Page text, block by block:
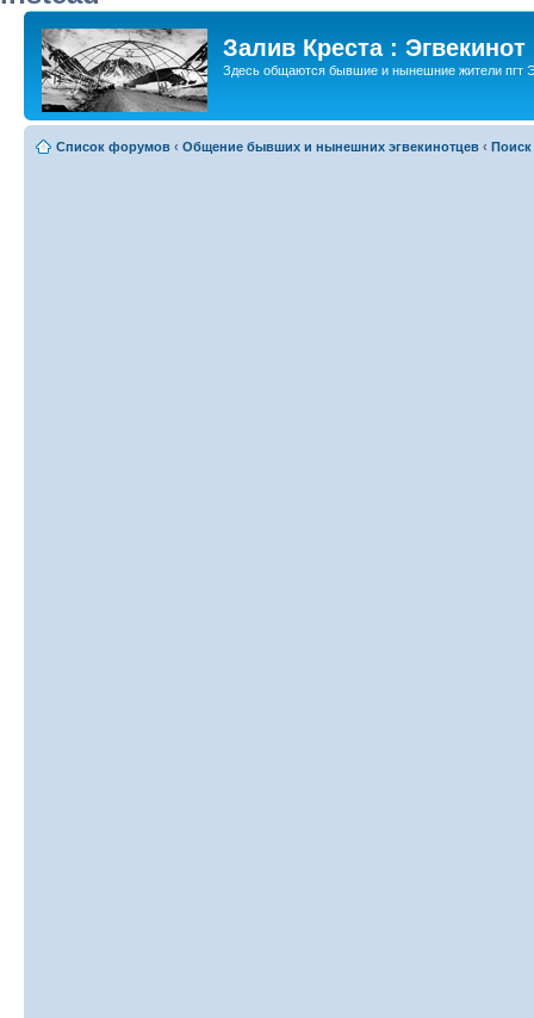
Залив Креста : Эгвекинот
Здесь общаются бывшие и нынешние жители пгт
Список форумов ‹ Общение бывших и нынешних эгвекинотцев ‹ Поиск